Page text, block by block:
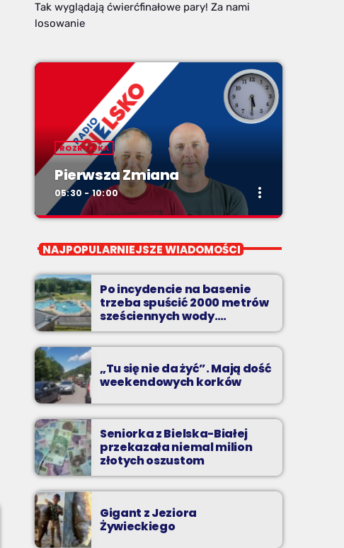
Tak wyglądają ćwierćfinałowe pary! Za nami
losowanie
ROZRYWKA
Pierwsza Zmiana
05:30 - 10:00 more_vert
Pierwsza Zmiana
Codziennie od poniedziałku do piątku od 5:30
do 10.
NAJPOPULARNIEJSZE WIADOMOŚCI
Po incydencie na basenie
trzeba spuścić 2000 metrów
sześciennych wody.
„Ogromne koszty i ogromna
praca”
„Tu się nie da żyć”. Mają dość
weekendowych korków
Seniorka z Bielska-Białej
przekazała niemal milion
złotych oszustom
Gigant z Jeziora
Żywieckiego